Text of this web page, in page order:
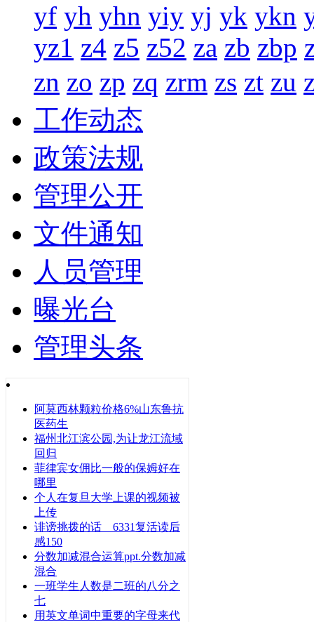
yf yh yhn yiy yj yk ykn
yz1 z4 z5 z52 za zb zbp
zn zo zp zq zrm zs zt zu
工作动态
政策法规
管理公开
文件通知
人员管理
曝光台
管理头条
阿莫西林颗粒价格6%山东鲁抗
医药生
福州北江滨公园,为让龙江流域
回归
菲律宾女佣比一般的保姆好在
哪里
个人在复旦大学上课的视频被
上传
诽谤挑拨的话 6331复活读后
感150
分数加减混合运算ppt.分数加减
混合
一班学生人数是二班的八分之
七
用英文单词中重要的字母来代